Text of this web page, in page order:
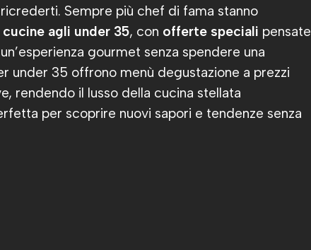
Sempre più chef di fama stanno
agli under 35, con offerte speciali pensate
gourmet senza spendere una
under 35 offrono menù degustazione a prezzi
rendendo il lusso della cucina stellata
per scoprire nuovi sapori e tendenze senza